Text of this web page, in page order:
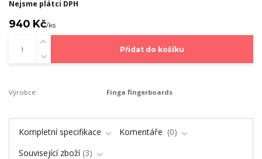
Nejsme plátci DPH
940 Kč/ks
Přidat do košíku
Výrobce: Finga fingerboards
Kompletní specifikace Komentáře
0
Související zboží 3